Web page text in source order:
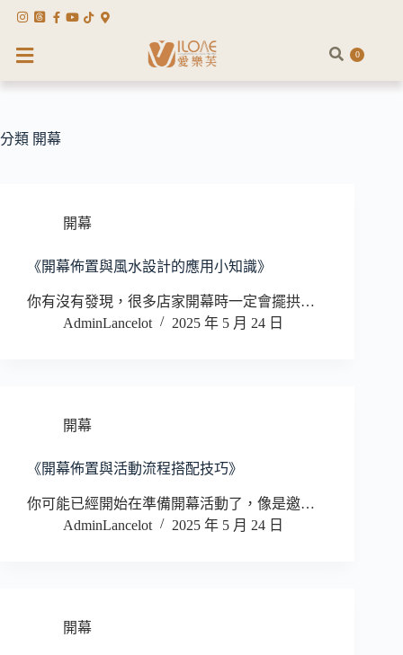
0
分類 開幕
開幕
《開幕佈置與風水設計的應用小知識》
你有沒有發現，很多店家開幕時一定會擺拱…
AdminLancelot
2025 年 5 月 24 日
開幕
《開幕佈置與活動流程搭配技巧》
你可能已經開始在準備開幕活動了，像是邀…
AdminLancelot
2025 年 5 月 24 日
開幕